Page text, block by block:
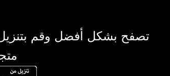
تصفح بشكل أفضل وقم